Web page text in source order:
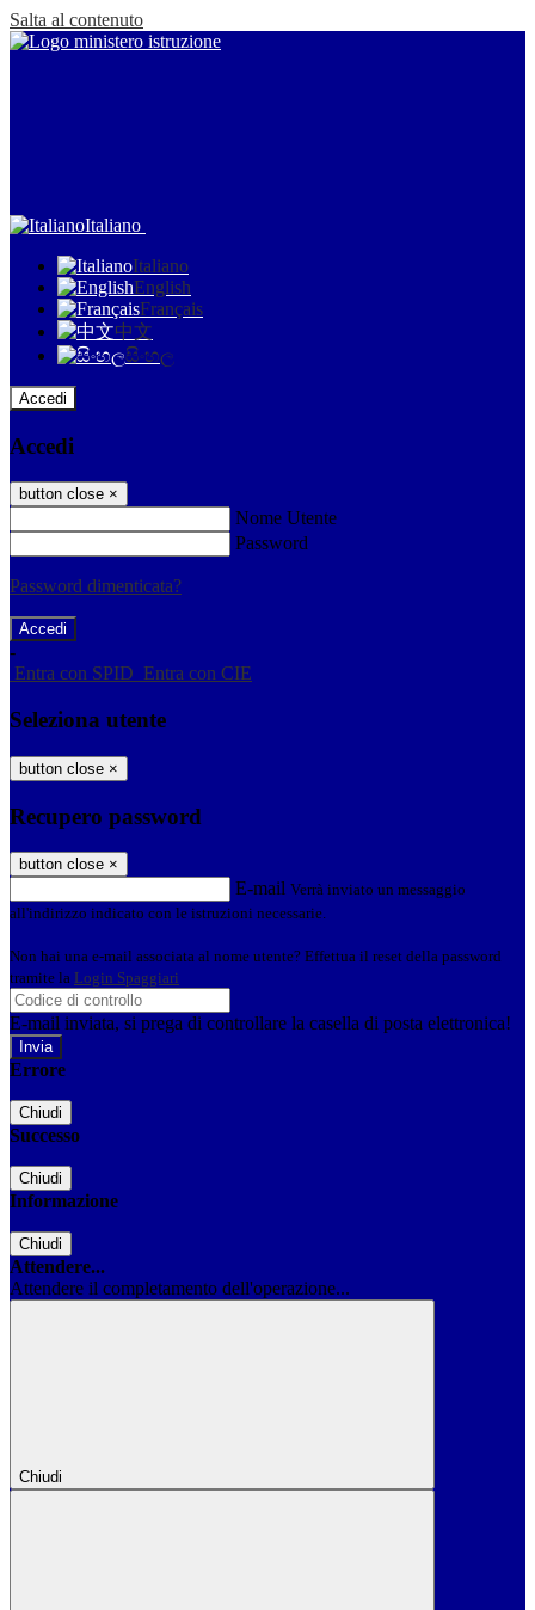
Salta al contenuto
Italiano
Italiano
English
Français
中文
සිංහල
Accedi
Accedi
button close ×
Nome Utente
Password
Password dimenticata?
-
Entra con SPID Entra con CIE
Seleziona utente
button close ×
Recupero password
button close ×
E-mail Verrà inviato un messaggio
all'indirizzo indicato con le istruzioni necessarie.
Non hai una e-mail associata al nome utente? Effettua il reset della password
tramite la Login Spaggiari
E-mail inviata, si prega di controllare la casella di posta elettronica!
Errore
Chiudi
Successo
Chiudi
Informazione
Chiudi
Attendere...
Attendere il completamento dell'operazione...
Chiudi